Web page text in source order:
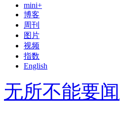
mini+
博客
周刊
图片
视频
指数
English
无所不能要闻